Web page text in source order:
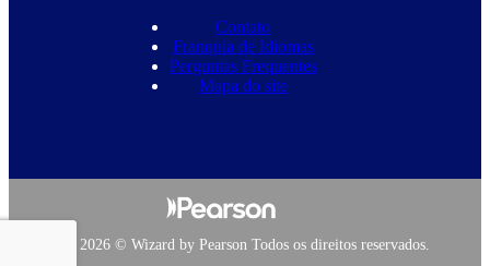
Contato
Franquia de Idiomas
Perguntas Frequentes
Mapa do site
Copyright 2026 © Wizard by Pearson Todos os direitos reservados.